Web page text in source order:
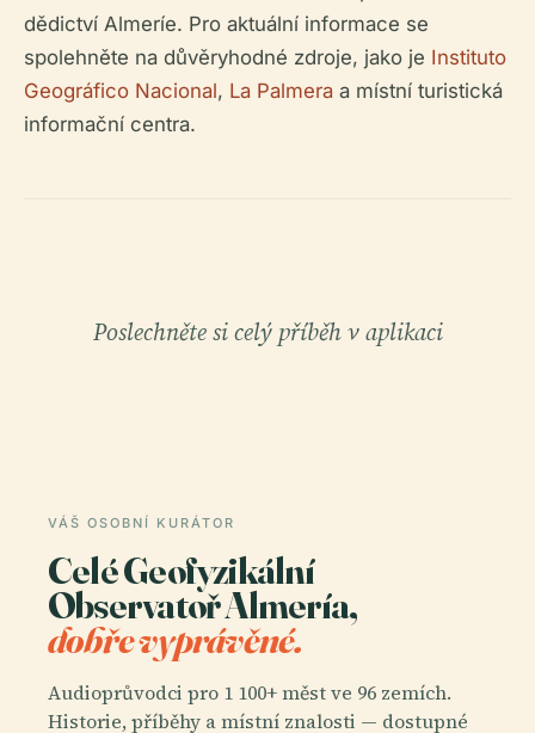
dědictví Almeríe. Pro aktuální informace se
spolehněte na důvěryhodné zdroje, jako je Instituto
Geográfico Nacional, La Palmera a místní turistická
informační centra.
Poslechněte si celý příběh v aplikaci
VÁŠ OSOBNÍ KURÁTOR
Celé Geofyzikální
Observatoř Almería,
dobře vyprávěné.
Audioprůvodci pro 1 100+ měst ve 96 zemích.
Historie, příběhy a místní znalosti — dostupné